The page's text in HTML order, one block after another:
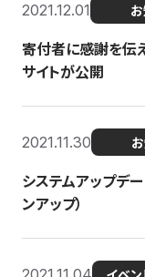
2021.12.01
寄付者に感謝を伝
サイトが公開
2021.11.30
システムアップデ
ンアップ）